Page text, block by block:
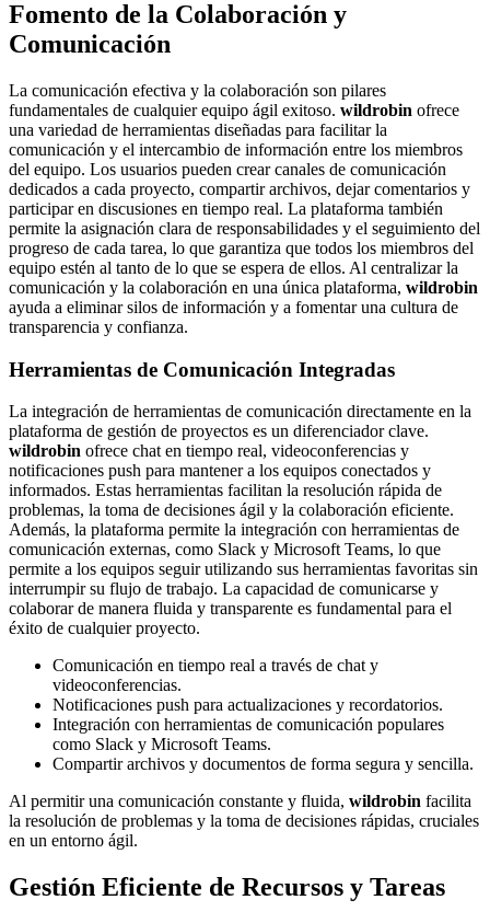
Fomento de la Colaboración y
Comunicación
La comunicación efectiva y la colaboración son pilares
fundamentales de cualquier equipo ágil exitoso. wildrobin ofrece
una variedad de herramientas diseñadas para facilitar la
comunicación y el intercambio de información entre los miembros
del equipo. Los usuarios pueden crear canales de comunicación
dedicados a cada proyecto, compartir archivos, dejar comentarios y
participar en discusiones en tiempo real. La plataforma también
permite la asignación clara de responsabilidades y el seguimiento del
progreso de cada tarea, lo que garantiza que todos los miembros del
equipo estén al tanto de lo que se espera de ellos. Al centralizar la
comunicación y la colaboración en una única plataforma, wildrobin
ayuda a eliminar silos de información y a fomentar una cultura de
transparencia y confianza.
Herramientas de Comunicación Integradas
La integración de herramientas de comunicación directamente en la
plataforma de gestión de proyectos es un diferenciador clave.
wildrobin ofrece chat en tiempo real, videoconferencias y
notificaciones push para mantener a los equipos conectados y
informados. Estas herramientas facilitan la resolución rápida de
problemas, la toma de decisiones ágil y la colaboración eficiente.
Además, la plataforma permite la integración con herramientas de
comunicación externas, como Slack y Microsoft Teams, lo que
permite a los equipos seguir utilizando sus herramientas favoritas sin
interrumpir su flujo de trabajo. La capacidad de comunicarse y
colaborar de manera fluida y transparente es fundamental para el
éxito de cualquier proyecto.
Comunicación en tiempo real a través de chat y
videoconferencias.
Notificaciones push para actualizaciones y recordatorios.
Integración con herramientas de comunicación populares
como Slack y Microsoft Teams.
Compartir archivos y documentos de forma segura y sencilla.
Al permitir una comunicación constante y fluida, wildrobin facilita
la resolución de problemas y la toma de decisiones rápidas, cruciales
en un entorno ágil.
Gestión Eficiente de Recursos y Tareas